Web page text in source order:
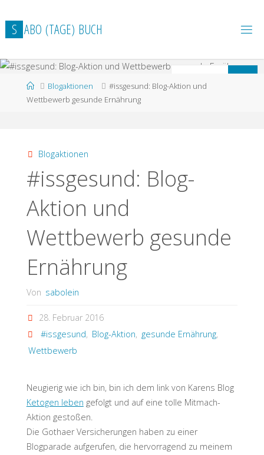
Inhalt
springen
S ABO (TAGE) BUCH
StartBlogaktionen
#issgesund: Blog-Aktion und
Wettbewerb gesunde Ernährung
Blogaktionen
#issgesund: Blog-
Aktion und
Wettbewerb gesunde
Ernährung
Von sabolein
28. Februar 2016
#issgesund, Blog-Aktion, gesunde Ernährung,
Wettbewerb
Neugierig wie ich bin, bin ich dem link von Karens Blog
Ketogen leben gefolgt und auf eine tolle Mitmach-
Aktion gestoßen.
Die Gothaer Versicherungen haben zu einer
Blogparade aufgerufen, die hervorragend zu meinem